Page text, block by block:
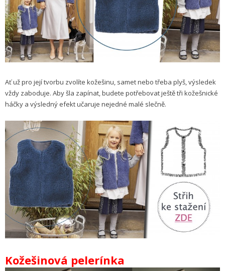
Ať už pro její tvorbu zvolíte kožešinu, samet nebo třeba plyš, výsledek
vždy zaboduje. Aby šla zapínat, budete potřebovat ještě tři kožešnické
háčky a výsledný efekt učaruje nejedné malé slečně.
Kožešinová pelerínka